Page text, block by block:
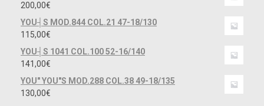
200,00€
YOU┤S MOD.844 COL.21 47-18/130
115,00€
YOU┤S 1041 COL.100 52-16/140
141,00€
YOU" YOU"S MOD.288 COL.38 49-18/135
130,00€